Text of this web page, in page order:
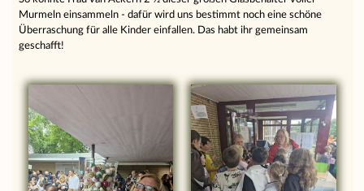
Murmeln einsammeln - dafür wird uns bestimmt noch eine schöne
Überraschung für alle Kinder einfallen. Das habt ihr gemeinsam
geschafft!